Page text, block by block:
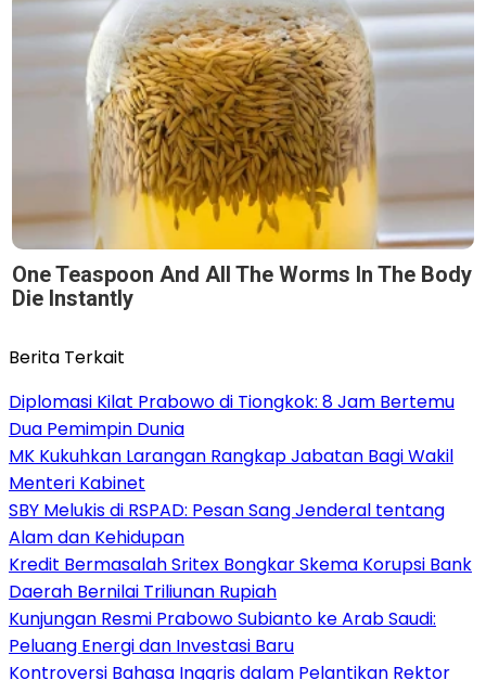
One Teaspoon And All The Worms In The Body
Die Instantly
Berita Terkait
Diplomasi Kilat Prabowo di Tiongkok: 8 Jam Bertemu
Dua Pemimpin Dunia
MK Kukuhkan Larangan Rangkap Jabatan Bagi Wakil
Menteri Kabinet
SBY Melukis di RSPAD: Pesan Sang Jenderal tentang
Alam dan Kehidupan
Kredit Bermasalah Sritex Bongkar Skema Korupsi Bank
Daerah Bernilai Triliunan Rupiah
Kunjungan Resmi Prabowo Subianto ke Arab Saudi:
Peluang Energi dan Investasi Baru
Kontroversi Bahasa Inggris dalam Pelantikan Rektor